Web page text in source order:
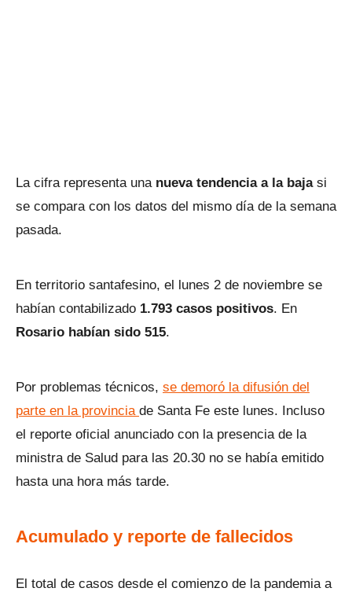
La cifra representa una nueva tendencia a la bajasi
se compara con los datos del mismo día de la semana
pasada.
En territorio santafesino, el lunes 2 de noviembre se
habían contabilizado 1.793 casos positivos. En
Rosario habían sido 515.
Por problemas técnicos, se demoró la difusión del
parte en la provincia de Santa Fe este lunes. Incluso
el reporte oficial anunciado con la presencia de la
ministra de Salud para las 20.30 no se había emitido
hasta una hora más tarde.
Acumulado y reporte de fallecidos
El total de casos desde el comienzo de la pandemia a